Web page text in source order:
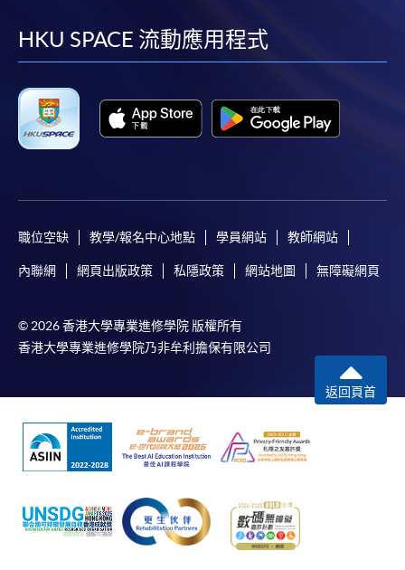
facebook
youtube
linkedin
HKU SPACE 流動應用程式
職位空缺 教學/報名中心地點 學員網站 教師網站
內聯網 網頁出版政策 私隱政策 網站地圖 無障礙網頁
© 2026 香港大學專業進修學院 版權所有
香港大學專業進修學院乃非牟利擔保有限公司
返回頁首